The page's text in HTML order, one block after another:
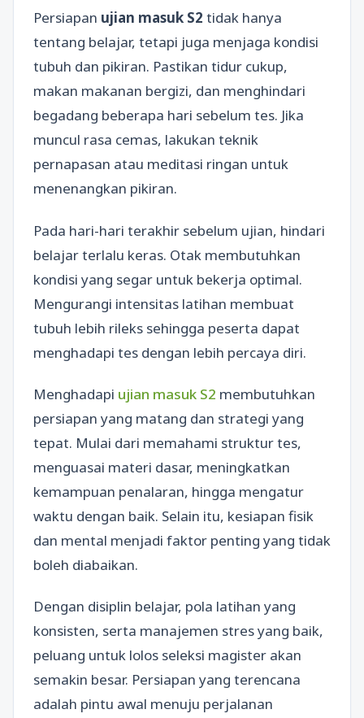
Persiapan ujian masuk S2 tidak hanya
tentang belajar, tetapi juga menjaga kondisi
tubuh dan pikiran. Pastikan tidur cukup,
makan makanan bergizi, dan menghindari
begadang beberapa hari sebelum tes. Jika
muncul rasa cemas, lakukan teknik
pernapasan atau meditasi ringan untuk
menenangkan pikiran.
Pada hari-hari terakhir sebelum ujian, hindari
belajar terlalu keras. Otak membutuhkan
kondisi yang segar untuk bekerja optimal.
Mengurangi intensitas latihan membuat
tubuh lebih rileks sehingga peserta dapat
menghadapi tes dengan lebih percaya diri.
Menghadapi ujian masuk S2 membutuhkan
persiapan yang matang dan strategi yang
tepat. Mulai dari memahami struktur tes,
menguasai materi dasar, meningkatkan
kemampuan penalaran, hingga mengatur
waktu dengan baik. Selain itu, kesiapan fisik
dan mental menjadi faktor penting yang tidak
boleh diabaikan.
Dengan disiplin belajar, pola latihan yang
konsisten, serta manajemen stres yang baik,
peluang untuk lolos seleksi magister akan
semakin besar. Persiapan yang terencana
adalah pintu awal menuju perjalanan